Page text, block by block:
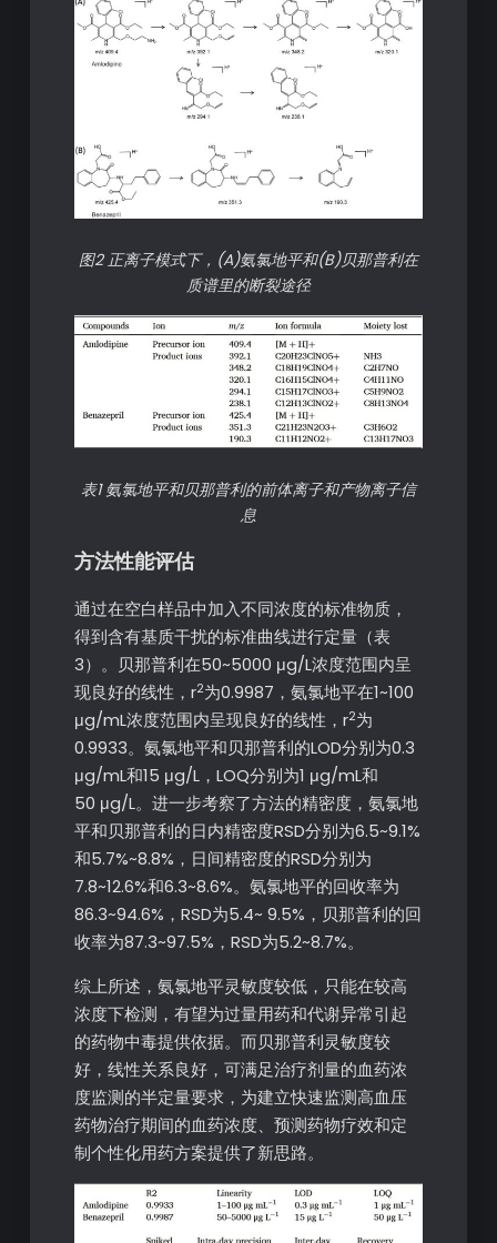
图2 正离子模式下，(A)氨氯地平和(B)贝那普利在
质谱里的断裂途径
表1 氨氯地平和贝那普利的前体离子和产物离子信
息
方法性能评估
通过在空白样品中加入不同浓度的标准物质，
得到含有基质干扰的标准曲线进行定量（表
3）。贝那普利在50~5000 μg/L浓度范围内呈
现良好的线性，r2为0.9987，氨氯地平在1~100
μg/mL浓度范围内呈现良好的线性，r2为
0.9933。氨氯地平和贝那普利的LOD分别为0.3
μg/mL和15 μg/L，LOQ分别为1 μg/mL和
50 μg/L。进一步考察了方法的精密度，氨氯地
平和贝那普利的日内精密度RSD分别为6.5~9.1%
和5.7%~8.8%，日间精密度的RSD分别为
7.8~12.6%和6.3~8.6%。氨氯地平的回收率为
86.3~94.6%，RSD为5.4~ 9.5%，贝那普利的回
收率为87.3~97.5%，RSD为5.2~8.7%。
综上所述，氨氯地平灵敏度较低，只能在较高
浓度下检测，有望为过量用药和代谢异常引起
的药物中毒提供依据。而贝那普利灵敏度较
好，线性关系良好，可满足治疗剂量的血药浓
度监测的半定量要求，为建立快速监测高血压
药物治疗期间的血药浓度、预测药物疗效和定
制个性化用药方案提供了新思路。